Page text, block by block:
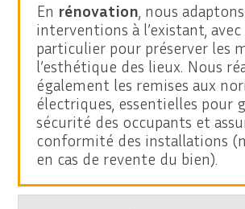
En rénovation , nous
interventions à l’existant,
particulier pour préserver les
l’esthétique des lieux. Nous
également les remises aux
électriques, essentielles pour
sécurité des occupants et
conformité des installations
en cas de revente du bien).